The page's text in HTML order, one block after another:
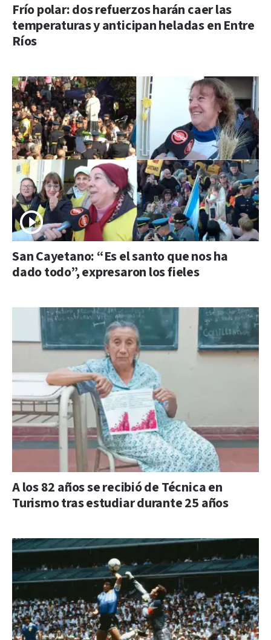
Frío polar: dos refuerzos harán caer las
temperaturas y anticipan heladas en Entre
Ríos
San Cayetano: “Es el santo que nos ha
dado todo”, expresaron los fieles
A los 82 años se recibió de Técnica en
Turismo tras estudiar durante 25 años